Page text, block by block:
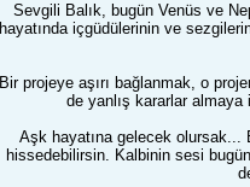
Sevgili Balık, bugün Venüs ve
hayatında içgüdülerinin ve
Bir projeye aşırı bağlanmak, o
de yanlış kararlar
Aşk hayatına gelecek olursak...
hissedebilirsin. Kalbinin sesi